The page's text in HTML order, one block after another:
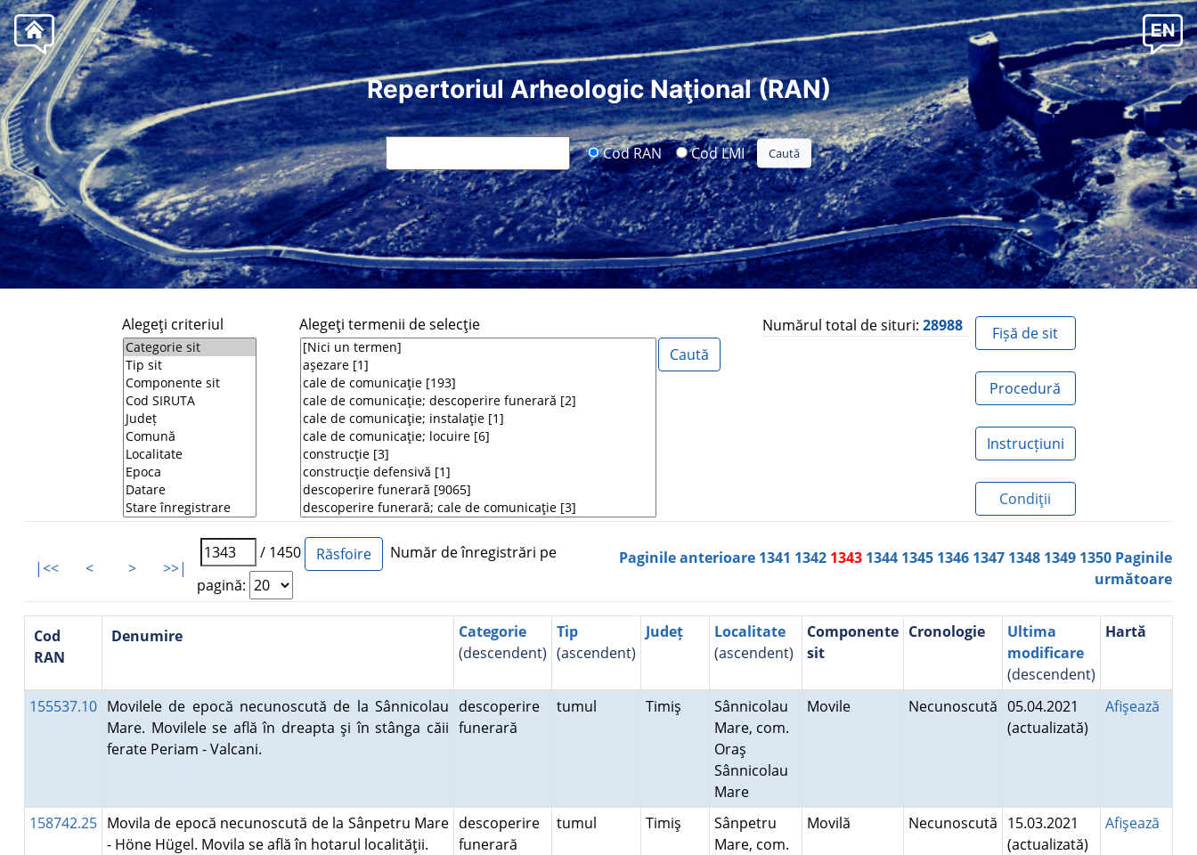
Repertoriul Arheologic Naţional (RAN)
Cod RAN Cod LMI
Alegeţi criteriul Alegeţi termenii de selecţie Numărul total de situri: 28988 Fișă de sit
Procedură
Instrucțiuni
Condiţii
|<< < > >>|
/ 1450
Număr de înregistrări pe
pagină:
Paginile anterioare 1341 1342 1343 1344 1345 1346 1347 1348 1349 1350 Paginile
următoare
Cod
RAN
Denumire
Categorie
(descendent)
Tip
(ascendent)
Județ
Localitate
(ascendent)
Componente
sit
Cronologie
Ultima
modificare
(descendent)
Hartă
155537.10 Movilele de epocă necunoscută de la Sânnicolau
Mare. Movilele se află în dreapta şi în stânga căii
ferate Periam - Valcani.
descoperire
funerară
tumul Timiş
Sânnicolau
Mare, com.
Oraş
Sânnicolau
Mare
Movile Necunoscută 05.04.2021
(actualizată)
Afişează
158742.25 Movila de epocă necunoscută de la Sânpetru Mare
- Höne Hügel. Movila se află în hotarul localităţii.
descoperire
funerară
tumul Timiş
Sânpetru
Mare, com.
Movilă Necunoscută 15.03.2021
(actualizată)
Afişează